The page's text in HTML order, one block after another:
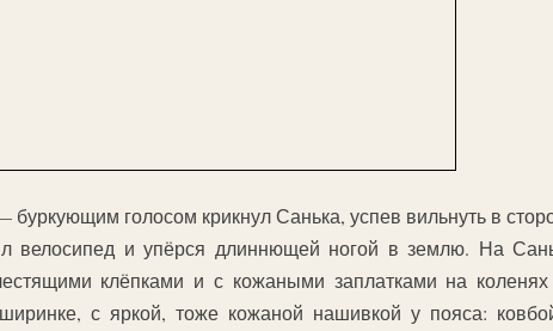
голосом крикнул Санька, успев вильнуть в
велосипед и упёрся длиннющей ногой в землю. На
клёпками и с кожаными заплатками на
с яркой, тоже кожаной нашивкой у пояса: